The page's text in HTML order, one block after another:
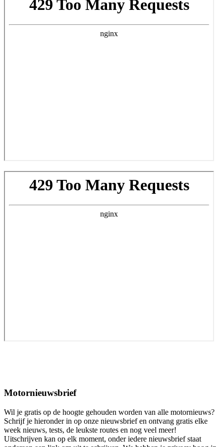
Motornieuwsbrief
Wil je gratis op de hoogte gehouden worden van alle motornieuws?
Schrijf je hieronder in op onze nieuwsbrief en ontvang gratis elke
week nieuws, tests, de leukste routes en nog veel meer!
Uitschrijven kan op elk moment, onder iedere nieuwsbrief staat